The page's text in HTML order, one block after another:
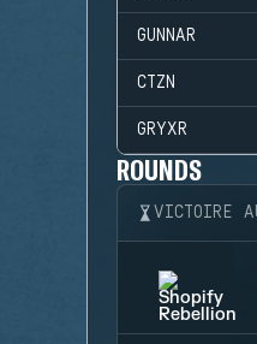
GUNNAR
CTZN
GRYXR
ROUNDS
VICTOIRE